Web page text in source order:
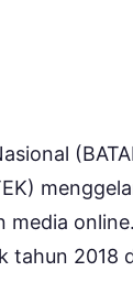
tahun 2018